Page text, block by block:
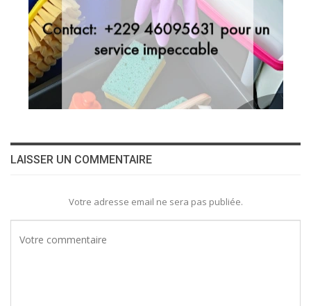
LAISSER UN COMMENTAIRE
Votre adresse email ne sera pas publiée.